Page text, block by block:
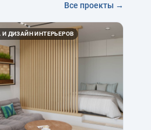
Все проекты →
И ДИЗАЙН ИНТЕРЬЕРОВ